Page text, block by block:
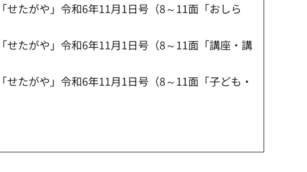
せたがや」令和6年11月1日号（8～11面「おしら
せたがや」令和6年11月1日号（8～11面「講座・講
せたがや」令和6年11月1日号（8～11面「子ども・